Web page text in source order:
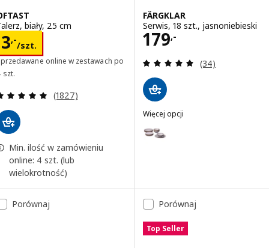
biały, 25 cm
3,-
/szt. 3,-/szt.
online w zestawach po
szt.
Recenzja: 4.9 z 5 gwiazdki. Łączna liczba recenzji:
(1827)
Min. ilość w zamówieniu
online: 4 szt. (lub
wielokrotność)
FÄRGKLAR
Serwis, 18 szt., jasnoniebieski
179,-
Cena 179,-
Recenzja: 5 z
(34)
Więcej opcji
Wariant: FÄRGKLAR, Serwis,
Porównaj Porównaj
Top Seller